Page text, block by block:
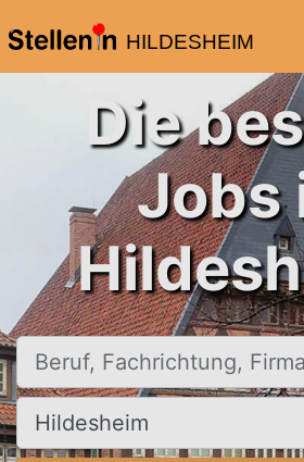
HILDESHEIM
Die
Jobs
Beruf, Fachrichtung, Firma
Ort, Stadt